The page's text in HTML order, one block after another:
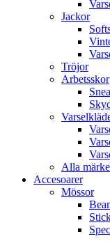
Jackor
Tröjor
Arbetsskor
Alla
Accesoarer
Mössor